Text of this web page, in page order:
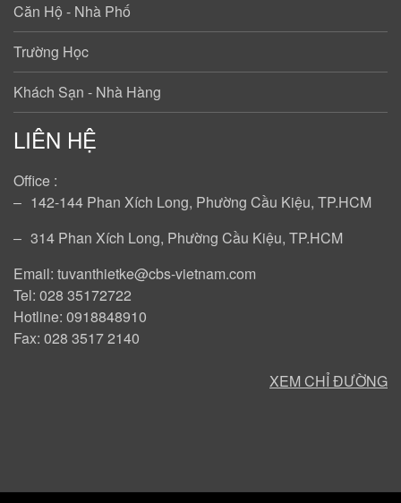
Căn Hộ - Nhà Phố
Trường Học
Khách Sạn - Nhà Hàng
LIÊN HỆ
Office :
‒ 142-144 Phan Xích Long, Phường Cầu Kiệu, TP.HCM
‒ 314 Phan Xích Long, Phường Cầu Kiệu, TP.HCM
Email: tuvanthietke@cbs-vietnam.com
Tel: 028 35172722
Hotline: 0918848910
Fax: 028 3517 2140
XEM CHỈ ĐƯỜNG